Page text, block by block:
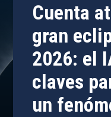
Cuenta
gran
2026: el
claves
un